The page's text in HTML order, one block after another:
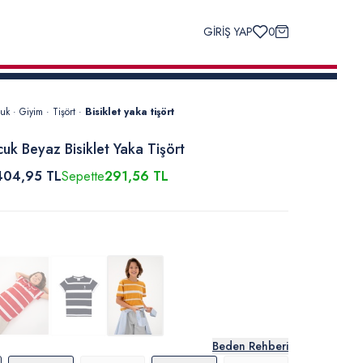
GİRİŞ YAP 0
· Giyim · Tişört · Bisiklet yaka tişört
Beyaz Bisiklet Yaka Tişört
TLSepette291,56 TL
Beden Rehberi